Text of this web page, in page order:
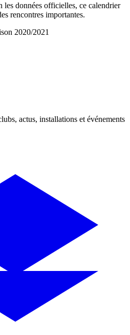
les données officielles, ce calendrier
rencontres importantes.
2020/2021
actus, installations et événements